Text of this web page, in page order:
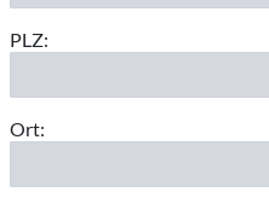
PLZ:
Ort: